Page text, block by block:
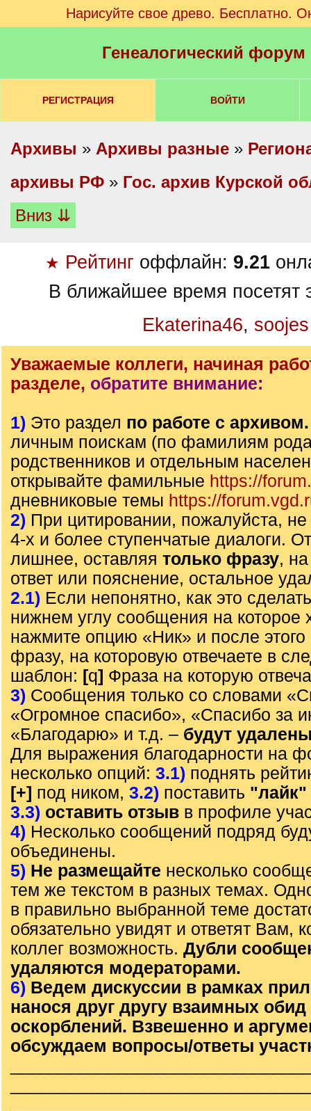
Нарисуйте свое древо. Бесплатно.
Генеалогический
РЕГИСТРАЦИЯ ВОЙТИ
Архивы » Архивы разные »
архивы РФ » Гос. архив Курской
Вниз ⇊
★ Рейтинг оффлайн: 9.21
В ближайшее время посетят
Ekaterina46, soojes
Уважаемые коллеги, начиная
разделе, обратите внимание:
1) Это раздел по работе с
личным поискам (по фамилиям
родственников и отдельным
открывайте фамильные https://
дневниковые темы https://
2) При цитировании, пожалуйста, не
4-х и более ступенчатые диалоги.
лишнее, оставляя только фразу,
ответ или пояснение, остальное
2.1) Если непонятно, как это
нижнем углу сообщения на которое
нажмите опцию «Ник» и после этого
фразу, на которовую отвечаете в
шаблон: [q] Фраза на которую
3) Сообщения только со словами
«Огромное спасибо», «Спасибо за
«Благодарю» и т.д. – будут
Для выражения благодарности на
несколько опций: 3.1) поднять
[+] под ником, 3.2) поставить "лайк"
3.3) оставить отзыв в профиле
4) Несколько сообщений подряд
объединены.
5) Не размещайте несколько
тем же текстом в разных темах.
в правильно выбранной теме
обязательно увидят и ответят Вам,
коллег возможность. Дубли
удаляются модераторами.
6) Ведем дискуссии в рамках
нанося друг другу взаимных обид
оскорблений. Взвешенно и
обсуждаем вопросы/ответы